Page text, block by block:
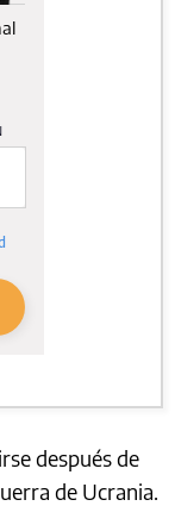
después de
de Ucrania.